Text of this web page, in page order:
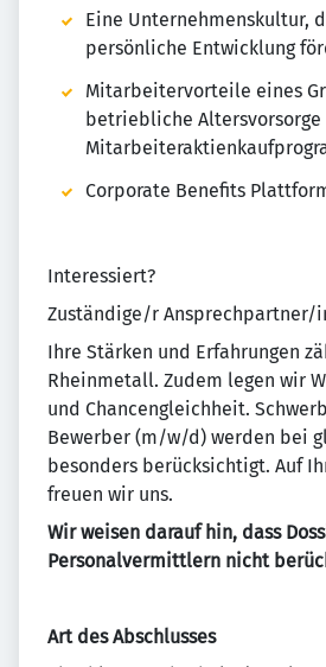
Eine Unternehmenskultur,
persönliche Entwicklung
Mitarbeitervorteile eines
betriebliche Altersvorsorge
Corporate Benefits
Interessiert?
Zuständige/r Ansprechpartner/
Ihre Stärken und Erfahrungen
Rheinmetall. Zudem legen wir
und Chancengleichheit.
Bewerber (m/w/d) werden bei
besonders berücksichtigt. Auf
freuen wir uns.
Wir weisen darauf hin, dass
Personalvermittlern nicht
Art des Abschlusses